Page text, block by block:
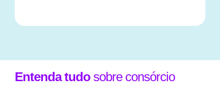
Entenda tudo sobre consórcio